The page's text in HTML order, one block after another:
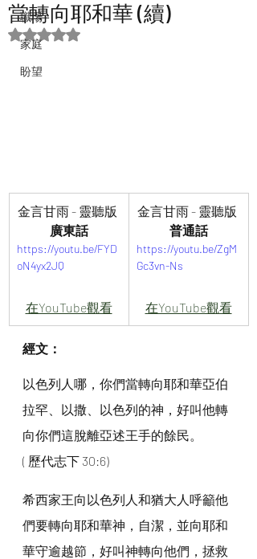
職場
家庭
盼望
當轉向耶和華 (續)
評等為 NaN（最高為 5 顆星）。
金言甘雨 - 靈聽版
廣東話
https://youtu.be/FYD
oN4yx2JQ
在YouTube觀看
金言甘雨 - 靈聽版
普通話
https://youtu.be/ZgM
Gc3vn-Ns
在YouTube觀看
經文：
以色列人哪，你們當轉向耶和華亞伯
拉罕、以撒、以色列的神，好叫他轉
向你們這脫離亞述王手的餘民。
( 歷代志下 30:6)
希西家王向以色列人和猶大人呼籲他
們要轉向耶和華神，自潔，並向耶和
華守逾越節，好叫神轉向他們，拯救